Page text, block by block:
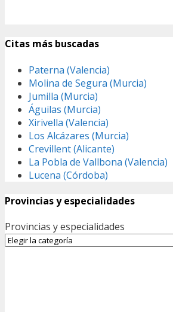
Citas más buscadas
Paterna (Valencia)
Molina de Segura (Murcia)
Jumilla (Murcia)
Águilas (Murcia)
Xirivella (Valencia)
Los Alcázares (Murcia)
Crevillent (Alicante)
La Pobla de Vallbona (Valencia)
Lucena (Córdoba)
Provincias y especialidades
Provincias y especialidades